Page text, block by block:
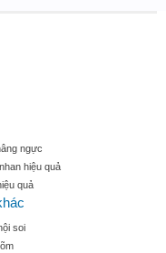
ngực
hiệu quả
quả
soi